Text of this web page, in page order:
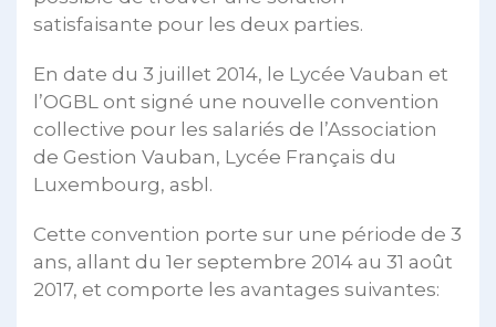
satisfaisante pour les deux parties.
En date du 3 juillet 2014, le Lycée Vauban et
l’OGBL ont signé une nouvelle convention
collective pour les salariés de l’Association
de Gestion Vauban, Lycée Français du
Luxembourg, asbl.
Cette convention porte sur une période de 3
ans, allant du 1er septembre 2014 au 31 août
2017, et comporte les avantages suivantes: